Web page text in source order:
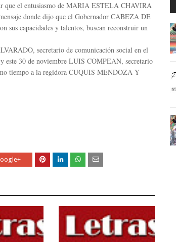
que el entusiasmo de MARIA ESTELA CHAVIRA
donde dijo que el Gobernador CABEZA DE
sus capacidades y talentos, buscan reconstruir un
secretario de comunicación social en el
este 30 de noviembre LUIS COMPEAN, secretario
tiempo a la regidora CUQUIS MENDOZA Y